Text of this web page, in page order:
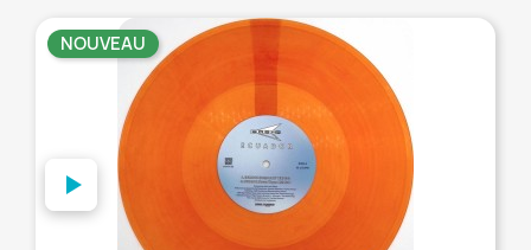
NOUVEAU